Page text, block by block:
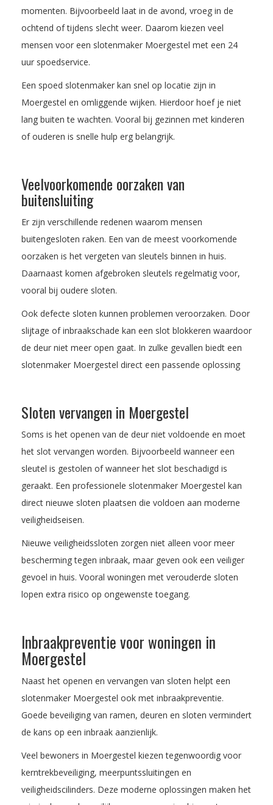
momenten. Bijvoorbeeld laat in de avond, vroeg in de
ochtend of tijdens slecht weer. Daarom kiezen veel
mensen voor een slotenmaker Moergestel met een 24
uur spoedservice.
Een spoed slotenmaker kan snel op locatie zijn in
Moergestel en omliggende wijken. Hierdoor hoef je niet
lang buiten te wachten. Vooral bij gezinnen met kinderen
of ouderen is snelle hulp erg belangrijk.
Veelvoorkomende oorzaken van
buitensluiting
Er zijn verschillende redenen waarom mensen
buitengesloten raken. Een van de meest voorkomende
oorzaken is het vergeten van sleutels binnen in huis.
Daarnaast komen afgebroken sleutels regelmatig voor,
vooral bij oudere sloten.
Ook defecte sloten kunnen problemen veroorzaken. Door
slijtage of inbraakschade kan een slot blokkeren waardoor
de deur niet meer open gaat. In zulke gevallen biedt een
slotenmaker Moergestel direct een passende oplossing
Sloten vervangen in Moergestel
Soms is het openen van de deur niet voldoende en moet
het slot vervangen worden. Bijvoorbeeld wanneer een
sleutel is gestolen of wanneer het slot beschadigd is
geraakt. Een professionele slotenmaker Moergestel kan
direct nieuwe sloten plaatsen die voldoen aan moderne
veiligheidseisen.
Nieuwe veiligheidssloten zorgen niet alleen voor meer
bescherming tegen inbraak, maar geven ook een veiliger
gevoel in huis. Vooral woningen met verouderde sloten
lopen extra risico op ongewenste toegang.
Inbraakpreventie voor woningen in
Moergestel
Naast het openen en vervangen van sloten helpt een
slotenmaker Moergestel ook met inbraakpreventie.
Goede beveiliging van ramen, deuren en sloten vermindert
de kans op een inbraak aanzienlijk.
Veel bewoners in Moergestel kiezen tegenwoordig voor
kerntrekbeveiliging, meerpuntssluitingen en
veiligheidscilinders. Deze moderne oplossingen maken het